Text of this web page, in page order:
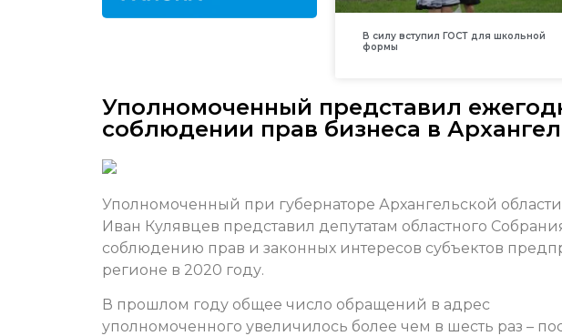
В силу вступил ГОСТ для школьной
формы
Уполномоченный представил
соблюдении прав бизнеса в
Уполномоченный при губернаторе Архангельской
Иван Кулявцев представил депутатам областного
соблюдению прав и законных интересов субъектов
регионе в 2020 году.
В прошлом году общее число обращений в адрес
уполномоченного увеличилось более чем в шесть раз –